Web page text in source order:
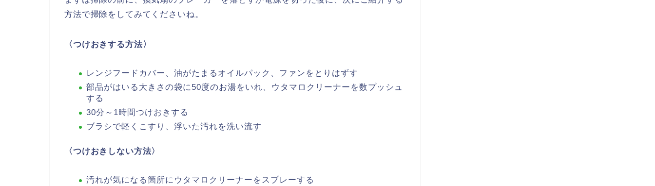
方法で掃除をしてみてくださいね。
〈つけおきする方法〉
レンジフードカバー、油がたまるオイルパック、ファンをとりはずす
部品がはいる大きさの袋に50度のお湯をいれ、ウタマロクリーナーを数プッシュ
する
30分～1時間つけおきする
ブラシで軽くこすり、浮いた汚れを洗い流す
〈つけおきしない方法〉
汚れが気になる箇所にウタマロクリーナーをスプレーする